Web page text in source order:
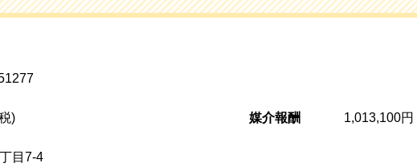
) 媒介報酬 1,013,100円
目7-4